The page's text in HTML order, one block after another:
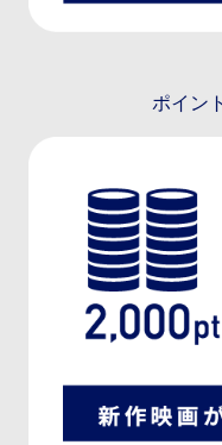
ポイン